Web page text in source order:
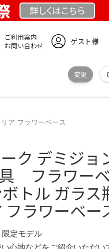
詳しくはこちら
ご利用案内
お問い合わせ
ゲスト様
変更
ア フラワーベース
ク デミジョ
フラワー
トル ガラス
ラワーベー
定モデル
心地などをご紹介いただい